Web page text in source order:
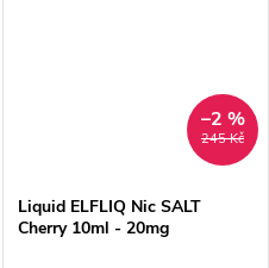
245 Kč
–2 %
Liquid ELFLIQ Nic SALT
Cherry 10ml - 20mg